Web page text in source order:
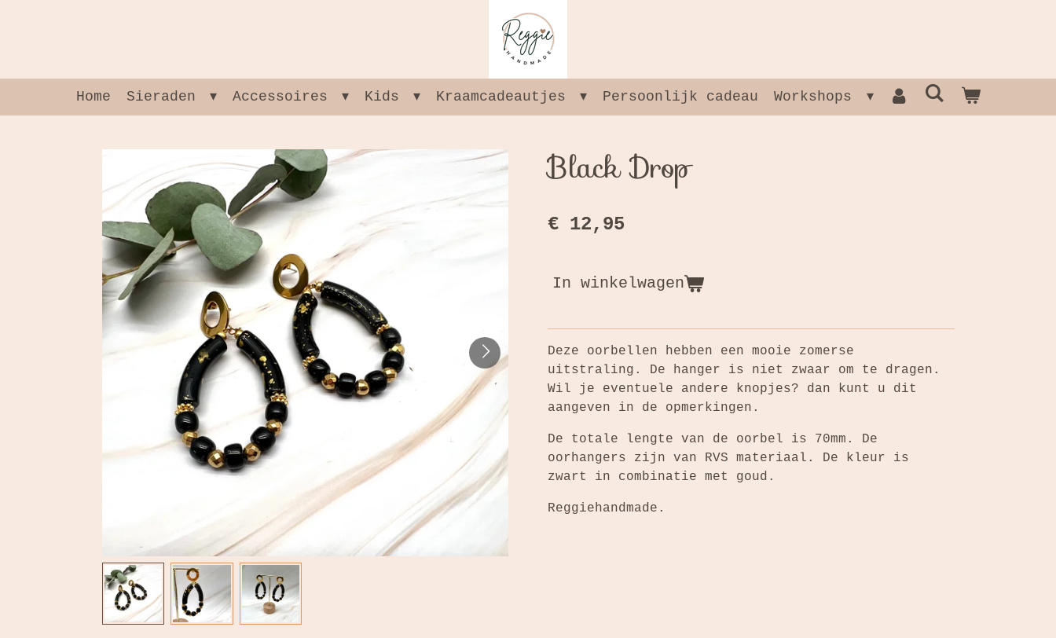
hoofdinhoudHome Sieraden Accessoires Kids Kraamcadeautjes Persoonlijk cadeau Workshops
Black Drop
€ 12,95
In winkelwagen
Deze oorbellen hebben een mooie zomerse
uitstraling. De hanger is niet zwaar om te dragen.
Wil je eventuele andere knopjes? dan kunt u dit
aangeven in de opmerkingen.
De totale lengte van de oorbel is 70mm. De
oorhangers zijn van RVS materiaal. De kleur is
zwart in combinatie met goud.
Reggiehandmade.